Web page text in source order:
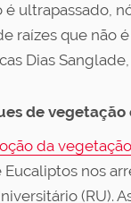
é ultrapassado,
raízes que não
Dias
de vegetação
da
Eucaliptos nos
(RU).